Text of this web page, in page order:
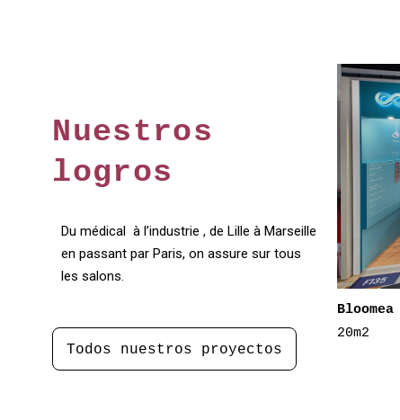
Nuestros
logros
Du médical à l’industrie , de Lille à Marseille
en passant par Paris, on assure sur tous
les salons.
Todos nuestros proyectos
Bloomea
20m2